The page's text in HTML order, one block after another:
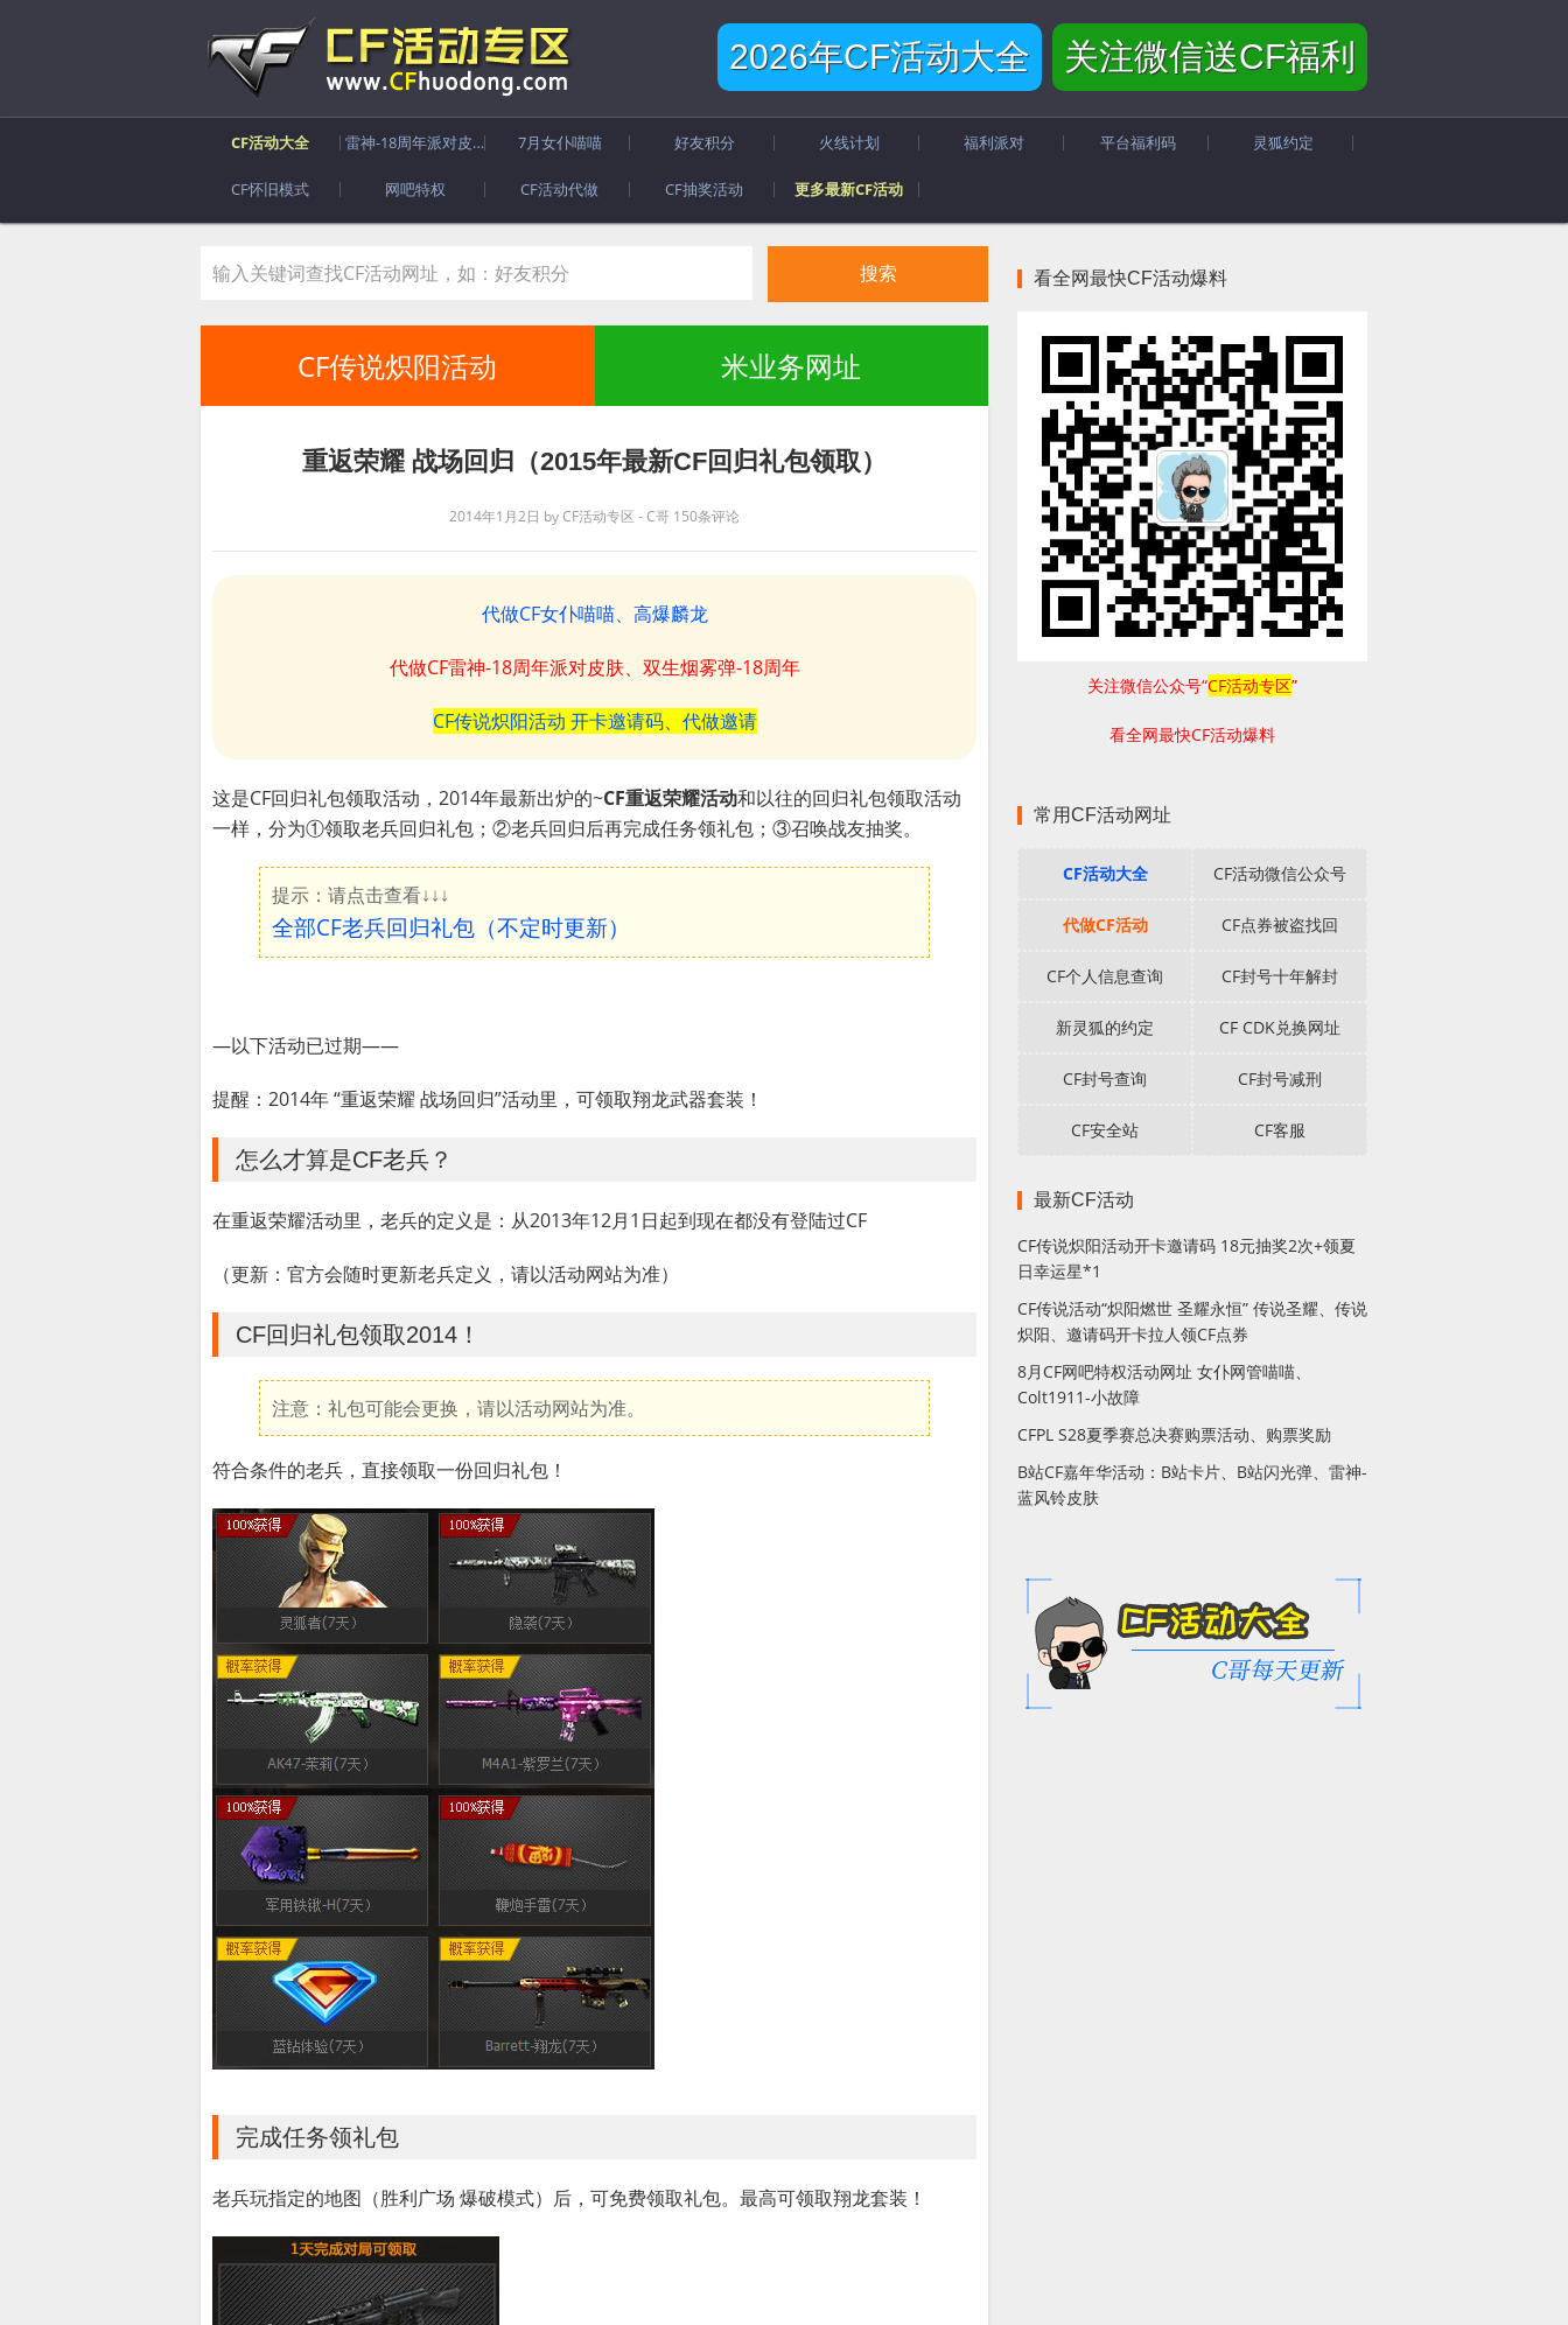
2026年CF活动大全 关注微信送CF福利
CF活动大全 雷神-18周年派对皮肤 7月女仆喵喵 好友积分 火线计划 福利派对 平台福利码 灵狐约定
CF怀旧模式 网吧特权 CF活动代做 CF抽奖活动 更多最新CF活动
CF传说炽阳活动 米业务网址
重返荣耀 战场回归（2015年最新CF回归礼包领取）
2014年1月2日 byCF活动专区 - C哥 150条评论
代做CF女仆喵喵、高爆麟龙
代做CF雷神-18周年派对皮肤、双生烟雾弹-18周年
CF传说炽阳活动 开卡邀请码、代做邀请
这是CF回归礼包领取活动，2014年最新出炉的~CF重返荣耀活动和以往的回归礼包领取活动
一样，分为①领取老兵回归礼包；②老兵回归后再完成任务领礼包；③召唤战友抽奖。
提示：请点击查看↓↓↓
全部CF老兵回归礼包（不定时更新）
—以下活动已过期——
提醒：2014年 “重返荣耀 战场回归”活动里，可领取翔龙武器套装！
怎么才算是CF老兵？
在重返荣耀活动里，老兵的定义是：从2013年12月1日起到现在都没有登陆过CF
（更新：官方会随时更新老兵定义，请以活动网站为准）
CF回归礼包领取2014！
注意：礼包可能会更换，请以活动网站为准。
符合条件的老兵，直接领取一份回归礼包！
完成任务领礼包
老兵玩指定的地图（胜利广场 爆破模式）后，可免费领取礼包。最高可领取翔龙套装！
看全网最快CF活动爆料
关注微信公众号“CF活动专区”
看全网最快CF活动爆料
常用CF活动网址
CF活动大全 CF活动微信公众号
代做CF活动 CF点券被盗找回
CF个人信息查询 CF封号十年解封
新灵狐的约定 CF CDK兑换网址
CF封号查询 CF封号减刑
CF安全站 CF客服
最新CF活动
CF传说炽阳活动开卡邀请码 18元抽奖2次+领夏
日幸运星*1
CF传说活动“炽阳燃世 圣耀永恒” 传说圣耀、传说
炽阳、邀请码开卡拉人领CF点券
8月CF网吧特权活动网址 女仆网管喵喵、
Colt1911-小故障
CFPL S28夏季赛总决赛购票活动、购票奖励
B站CF嘉年华活动：B站卡片、B站闪光弹、雷神-
蓝风铃皮肤